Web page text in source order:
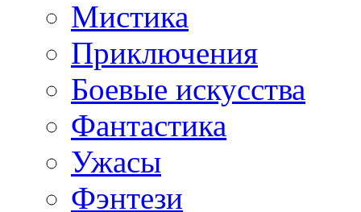
Мистика
Приключения
Боевые искусства
Фантастика
Ужасы
Фэнтези